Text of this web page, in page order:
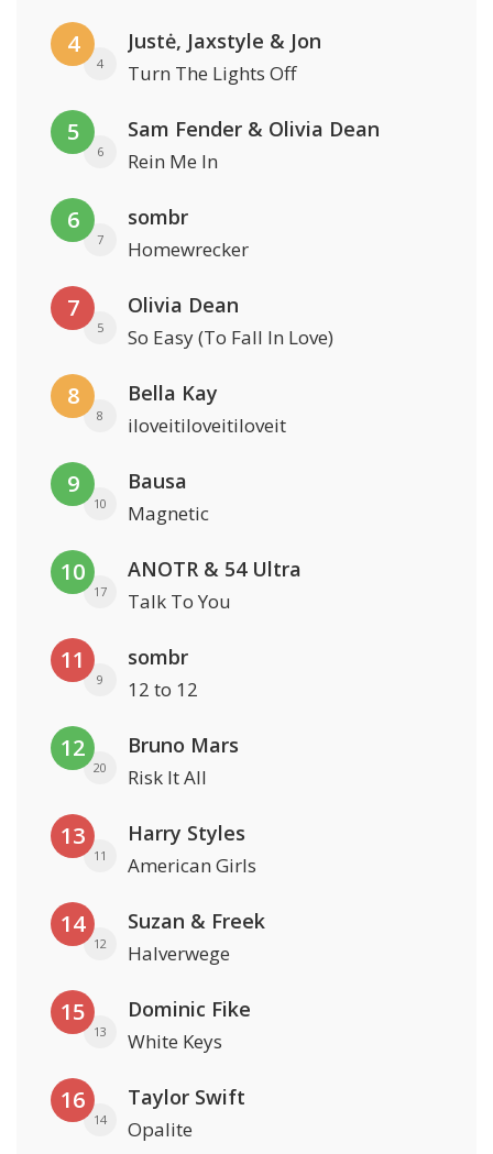
4
4
Justė, Jaxstyle & Jon
Turn The Lights Off
5
6
Sam Fender & Olivia Dean
Rein Me In
6
7
sombr
Homewrecker
7
5
Olivia Dean
So Easy (To Fall In Love)
8
8
Bella Kay
iloveitiloveitiloveit
9
10
Bausa
Magnetic
10
17
ANOTR & 54 Ultra
Talk To You
11
9
sombr
12 to 12
12
20
Bruno Mars
Risk It All
13
11
Harry Styles
American Girls
14
12
Suzan & Freek
Halverwege
15
13
Dominic Fike
White Keys
16
14
Taylor Swift
Opalite